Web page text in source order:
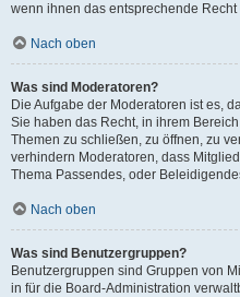
wenn ihnen das entsprechende Recht
Nach oben
Was sind Moderatoren?
Die Aufgabe der Moderatoren ist es,
Sie haben das Recht, in ihrem
Themen zu schließen, zu öffnen, zu
verhindern Moderatoren, dass
Thema Passendes, oder
Nach oben
Was sind Benutzergruppen?
Benutzergruppen sind Gruppen von
in für die Board-Administration